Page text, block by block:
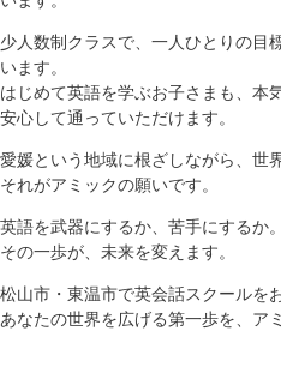
少人数制クラスで、一人ひとりの目
います。
はじめて英語を学ぶお子さまも、本
安心して通っていただけます。
愛媛という地域に根ざしながら、世
それがアミックの願いです。
英語を武器にするか、苦手にするか。
その一歩が、未来を変えます。
松山市・東温市で英会話スクールを
あなたの世界を広げる第一歩を、ア